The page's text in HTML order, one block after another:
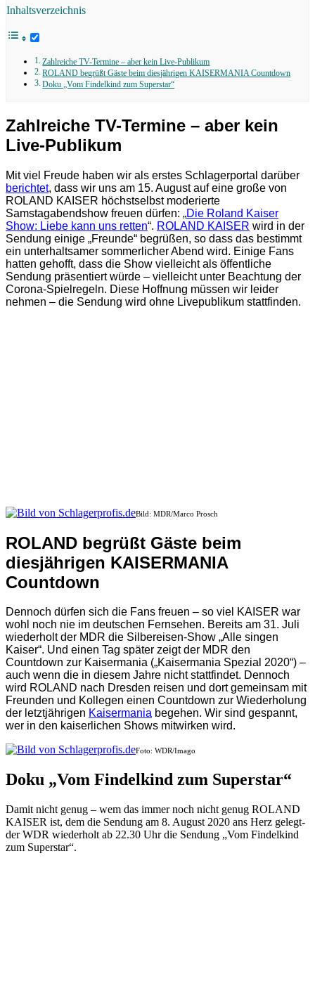
Inhaltsverzeichnis
Zahlreiche TV-Termine – aber kein Live-Publikum
ROLAND begrüßt Gäste beim diesjährigen KAISERMANIA Countdown
Doku „Vom Findelkind zum Superstar“
Zahlreiche TV-Termine – aber kein
Live-Publikum
Mit viel Freude haben wir als erstes Schlagerportal darüber
berichtet, dass wir uns am 15. August auf eine große von
ROLAND KAISER höchstselbst moderierte
Samstagabendshow freuen dürfen: „Die Roland Kaiser
Show: Liebe kann uns retten“. ROLAND KAISER wird in der
Sendung einige „Freunde“ begrüßen, so dass das bestimmt
ein unterhaltsamer sommerlicher Abend wird. Einige Fans
hatten gehofft, dass die Show vielleicht als öffentliche
Sendung präsentiert würde – vielleicht unter Beachtung der
Corona-Spielregeln. Diese Hoffnung müssen wir leider
nehmen – die Sendung wird ohne Livepublikum stattfinden.
Bild: MDR/Marco Prosch
ROLAND begrüßt Gäste beim
diesjährigen KAISERMANIA
Countdown
Dennoch dürfen sich die Fans freuen – so viel KAISER war
wohl noch nie im deutschen Fernsehen. Bereits am 31. Juli
wiederholt der MDR die Silbereisen-Show „Alle singen
Kaiser“. Und einen Tag später zeigt der MDR den
Countdown zur Kaisermania („Kaisermania Spezial 2020“) –
auch wenn die in diesem Jahre nicht stattfindet. Dennoch
wird ROLAND nach Dresden reisen und dort gemeinsam mit
Freunden und Kollegen einen Countdown zur Wiederholung
der letztjährigen Kaisermania begehen. Wir sind gespannt,
wer in den kaiserlichen Shows mitwirken wird.
Foto: WDR/Imago
Doku „Vom Findelkind zum Superstar“
Damit nicht genug – wem das immer noch nicht genug ROLAND
KAISER ist, dem die Sendung am 8. August 2020 ans Herz gelegt-
der WDR wiederholt ab 22.30 Uhr die Sendung „Vom Findelkind
zum Superstar“.